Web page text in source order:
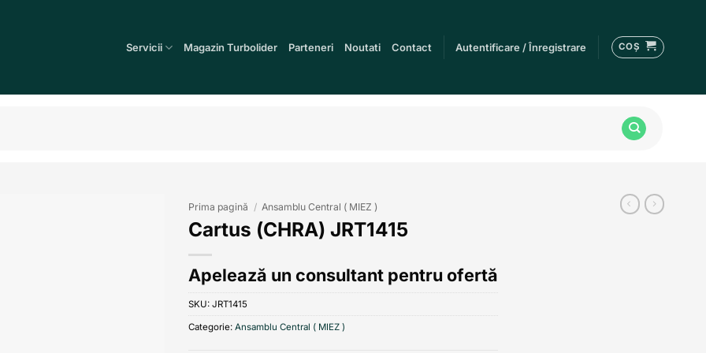
Servicii Magazin Turbolider Parteneri Noutati Contact Autentificare / Înregistrare COȘ
Prima pagină / Ansamblu Central ( MIEZ )
Cartus (CHRA) JRT1415
Apelează un consultant pentru ofertă
SKU: JRT1415
Categorie: Ansamblu Central ( MIEZ )